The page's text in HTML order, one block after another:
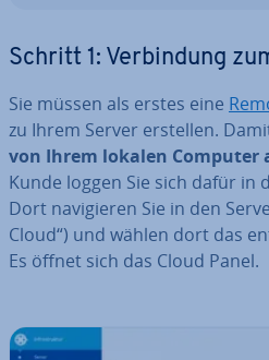
Schritt 1: Ver­bin­dung
Sie müssen als erstes eine
zu Ihrem Server erstellen.
von Ihrem lokalen Computer
Kunde loggen Sie sich dafür in
Dort na­vi­gie­ren Sie in den
Cloud“) und wählen dort das
Es öffnet sich das Cloud Panel.